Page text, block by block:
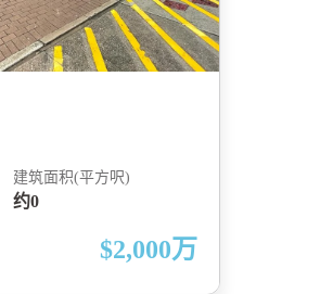
建筑面积(平方呎)
约0
$2,000万